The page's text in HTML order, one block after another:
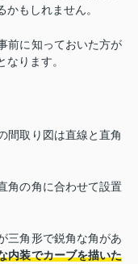
もしれません。
前に知っておいた方が
ります。
間取り図は直線と直角
角の角に合わせて設置
三角形で鋭角な角があ
内装でカーブを描いた